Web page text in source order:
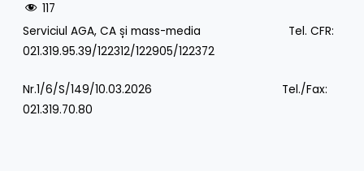
117
Serviciul AGA, CA și mass-media Tel. CFR:
021.319.95.39/122312/122905/122372
Nr.1/6/S/149/10.03.2026 Tel./Fax:
021.319.70.80